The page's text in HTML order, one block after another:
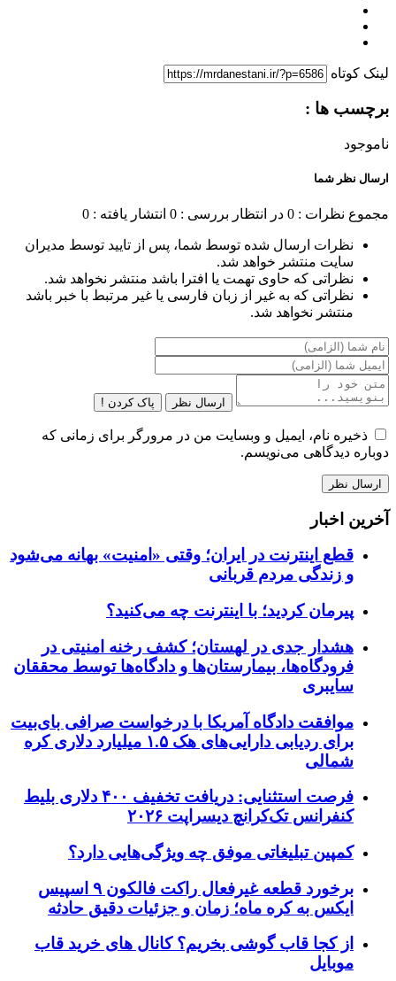
لینک کوتاه
برچسب ها :
ناموجود
ارسال نظر شما
مجموع نظرات : 0 در انتظار بررسی : 0 انتشار یافته : 0
نظرات ارسال شده توسط شما، پس از تایید توسط مدیران
سایت منتشر خواهد شد.
نظراتی که حاوی تهمت یا افترا باشد منتشر نخواهد شد.
نظراتی که به غیر از زبان فارسی یا غیر مرتبط با خبر باشد
منتشر نخواهد شد.
ارسال نظر پاک کردن !
ذخیره نام، ایمیل و وبسایت من در مرورگر برای زمانی که
دوباره دیدگاهی می‌نویسم.
آخرین اخبار
قطع اینترنت در ایران؛ وقتی «امنیت» بهانه می‌شود
و زندگی مردم قربانی
پیرمان کردید؛ با اینترنت چه می‌کنید؟
هشدار جدی در لهستان؛ کشف رخنه امنیتی در
فرودگاه‌ها، بیمارستان‌ها و دادگاه‌ها توسط محققان
سایبری
موافقت دادگاه آمریکا با درخواست صرافی بای‌بیت
برای ردیابی دارایی‌های هک ۱.۵ میلیارد دلاری کره
شمالی
فرصت استثنایی: دریافت تخفیف ۴۰۰ دلاری بلیط
کنفرانس تک‌کرانچ دیسراپت ۲۰۲۶
کمپین تبلیغاتی موفق چه ویژگی‌هایی دارد؟
برخورد قطعه غیرفعال راکت فالکون ۹ اسپیس
ایکس به کره ماه؛ زمان و جزئیات دقیق حادثه
از کجا قاب گوشی بخریم؟ کانال های خرید قاب
موبایل